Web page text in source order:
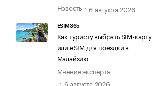
Новость
6 августа 2026
ESIM365
Как туристу выбрать SIM-карту
или eSIM для поездки в
Малайзию
Мнение эксперта
6 августа 2026